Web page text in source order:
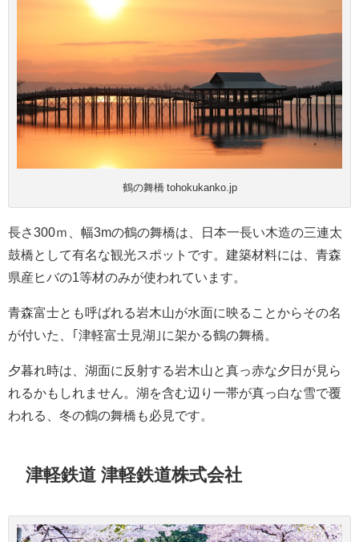
鶴の舞橋 tohokukanko.jp
長さ300ｍ、幅3mの鶴の舞橋は、日本一長い木造の三連太
鼓橋として有名な観光スポットです。建築材料には、青森
県産ヒバの1等材のみが使われています。
青森富士とも呼ばれる岩木山が水面に映ることからその名
が付いた、｢津軽富士見湖｣に架かる鶴の舞橋。
夕暮れ時は、湖面に反射する岩木山と真っ赤な夕日が見ら
れるかもしれません。湖を含む辺り一帯が真っ白な雪で覆
われる、冬の鶴の舞橋も必見です。
津軽鉄道 津軽鉄道株式会社